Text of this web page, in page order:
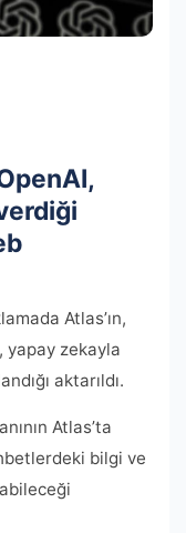
Atlas’ın,
yapay zekayla
aktarıldı.
Atlas’ta
bilgi ve